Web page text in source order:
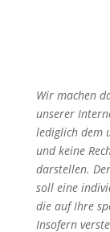
Wir machen
unserer
lediglich dem
und keine
darstellen.
soll eine
die auf Ihre
Insofern